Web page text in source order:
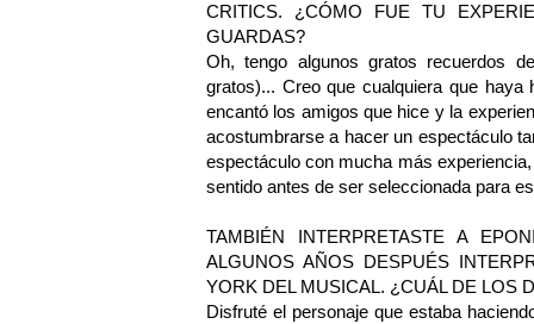
CRITICS. ¿CÓMO FUE TU
GUARDAS?
Oh, tengo algunos gratos recuerdos
gratos)... Creo que cualquiera que
encantó los amigos que hice y la
acostumbrarse a hacer un espectáculo
espectáculo con mucha más
sentido antes de ser seleccionada para
TAMBIÉN INTERPRETASTE A
ALGUNOS AÑOS DESPUÉS
YORK DEL MUSICAL. ¿CUÁL DE LOS
Disfruté el personaje que estaba